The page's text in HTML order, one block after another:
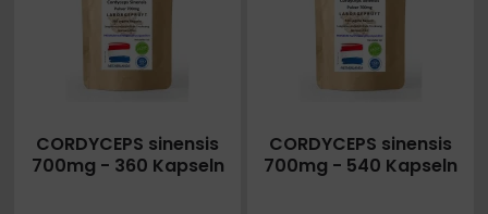
CORDYCEPS sinensis
700mg - 360 Kapseln
CORDYCEPS sinensis
700mg - 540 Kapseln